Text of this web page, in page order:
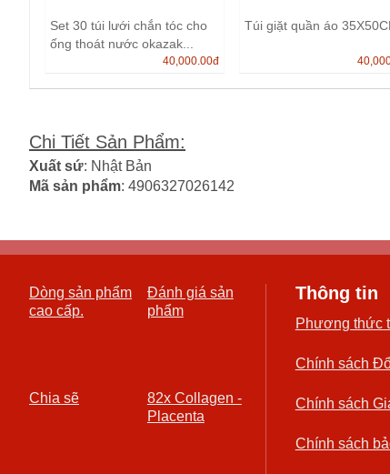
Set 30 túi lưới chắn tóc cho
ống thoát nước okazak...
40,000.00đ
Túi giặt quần áo
Chi Tiết Sản Phẩm:
Xuất sứ: Nhật Bản
Mã sản phẩm: 4906327026142
Dòng sản phẩm
cao cấp.
Đánh giá sản
phẩm
Chia sẽ
82x Collagen -
Placenta
Thông tin
Phương thức
Chính sách
Chính sách
Chính sách